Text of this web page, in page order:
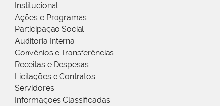
Institucional
Ações e Programas
Participação Social
Auditoria Interna
Convênios e Transferências
Receitas e Despesas
Licitações e Contratos
Servidores
Informações Classificadas